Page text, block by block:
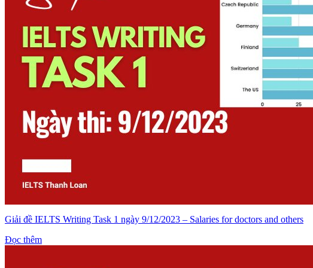
Giải đề IELTS Writing Task 1 ngày 9/12/2023 – Salaries for doctors and others
Đọc thêm